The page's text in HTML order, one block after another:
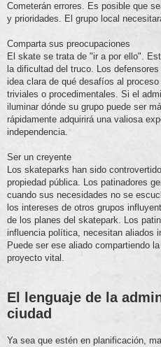
Cometerán errores. Es posible que
y prioridades. El grupo local
Comparta sus preocupaciones
El skate se trata de "ir a por ello".
la dificultad del truco. Los
idea clara de qué desafíos al
triviales o procedimentales. Si el
iluminar dónde su grupo puede ser
rápidamente adquirirá una valiosa
independencia.
Ser un creyente
Los skateparks han sido
propiedad pública. Los patinadores
cuando sus necesidades no se
los intereses de otros grupos
de los planes del skatepark. Los
influencia política, necesitan aliados
Puede ser ese aliado compartiendo
proyecto vital.
El lenguaje de la
ciudad
Ya sea que estén en planificación,